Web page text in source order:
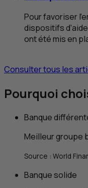
Pour favoriser
dispositifs
ont été mis en
Consulter tous les
Pourquoi
Banque
Meilleur groupe
Source : World
Banque solide